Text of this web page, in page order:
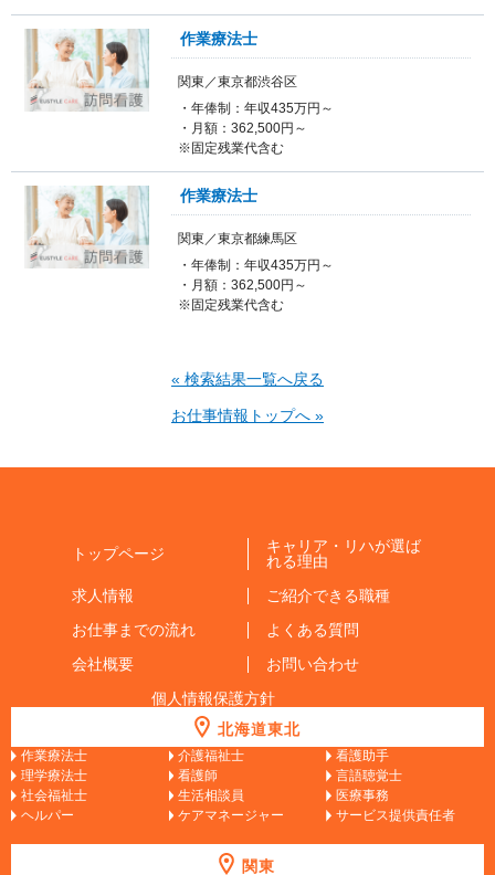
作業療法士
関東／東京都渋谷区
・年俸制：年収435万円～
・月額：362,500円～
※固定残業代含む
作業療法士
関東／東京都練馬区
・年俸制：年収435万円～
・月額：362,500円～
※固定残業代含む
« 検索結果一覧へ戻る
お仕事情報トップへ »
トップページ
キャリア・リハが選ば
れる理由
求人情報
ご紹介できる職種
お仕事までの流れ
よくある質問
会社概要
お問い合わせ
個人情報保護方針
北海道東北
作業療法士 介護福祉士
看護助手
理学療法士
看護師
言語聴覚士
社会福祉士
生活相談員
医療事務
ヘルパー
ケアマネージャー サービス提供責任者
関東